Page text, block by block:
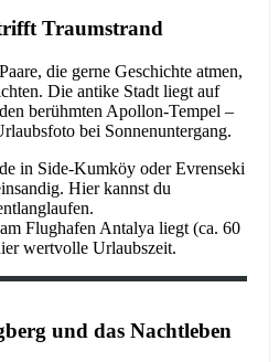
Traumstrand
die gerne Geschichte atmen,
Die antike Stadt liegt auf
berühmten Apollon-Tempel –
bei Sonnenuntergang.
in Side-Kumköy oder Evrenseki
Hier kannst du
Flughafen Antalya liegt (ca. 60
wertvolle Urlaubszeit.
und das Nachtleben